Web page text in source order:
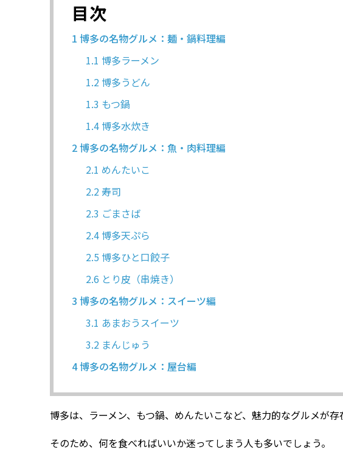
目次
1 博多の名物グルメ：麺・鍋料理編
1.1 博多ラーメン
1.2博多うどん
1.3 もつ鍋
1.4博多水炊き
2博多の名物グルメ：魚・肉料理編
2.1 めんたいこ
2.2寿司
2.3 ごまさば
2.4博多天ぷら
2.5 博多ひと口餃子
2.6 とり皮（串焼き）
3 博多の名物グルメ：スイーツ編
3.1 あまおうスイーツ
3.2まんじゅう
4博多の名物グルメ：屋台編
博多は、ラーメン、もつ鍋、めんたいこなど、魅力的なグルメが存
そのため、何を食べればいいか迷ってしまう人も多いでしょう。